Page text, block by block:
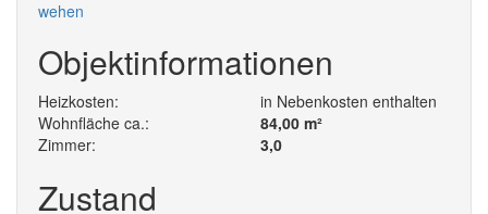
Objektinformationen
Heizkosten:
in Nebenkosten enthalten
Wohnfläche ca.:
84,00 m²
Zimmer:
3,0
Zustand